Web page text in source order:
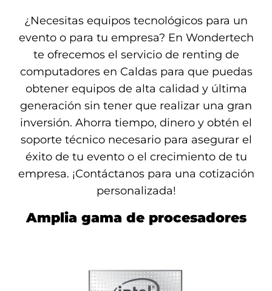
¿Necesitas equipos tecnológicos para un
evento o para tu empresa? En Wondertech
te ofrecemos el servicio de renting de
computadores en Caldas para que puedas
obtener equipos de alta calidad y última
generación sin tener que realizar una gran
inversión. Ahorra tiempo, dinero y obtén el
soporte técnico necesario para asegurar el
éxito de tu evento o el crecimiento de tu
empresa. ¡Contáctanos para una cotización
personalizada!
Amplia gama de procesadores